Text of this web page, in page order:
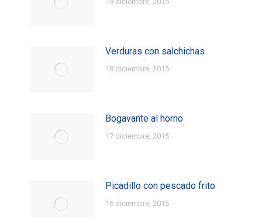
Verduras con salchichas
18 diciembre, 2015
Bogavante al horno
17 diciembre, 2015
Picadillo con pescado frito
16 diciembre, 2015